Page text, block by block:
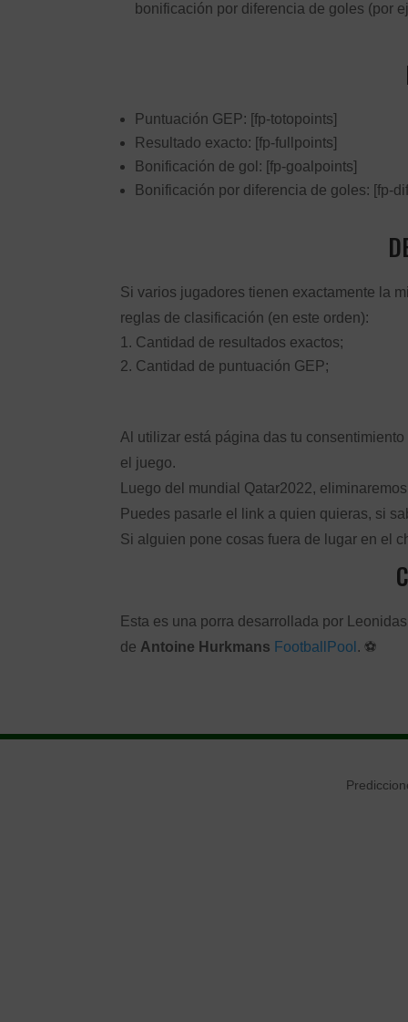
bonificación por diferencia de goles (por
Puntuación GEP: [fp-totopoints]
Resultado exacto: [fp-fullpoints]
Bonificación de gol: [fp-goalpoints]
Bonificación por diferencia de goles: [fp-
Si varios jugadores tienen exactamente la
reglas de clasificación (en este orden):
Cantidad de resultados exactos;
Cantidad de puntuación GEP;
Al utilizar está página das tu
el juego.
Luego del mundial Qatar2022,
Puedes pasarle el link a quien quieras, si
Si alguien pone cosas fuera de lugar en el
Esta es una porra desarrollada por
de Antoine Hurkmans FootballPool . ⚽